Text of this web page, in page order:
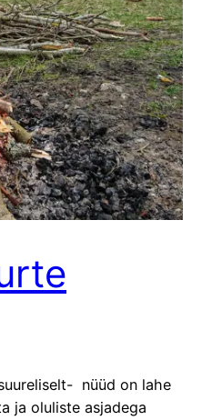
nüüd on lahe
ja oluliste asjadega